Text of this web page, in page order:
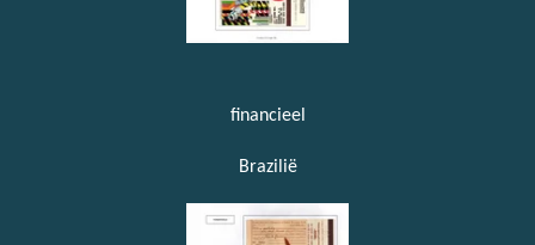
financieel
Brazilië